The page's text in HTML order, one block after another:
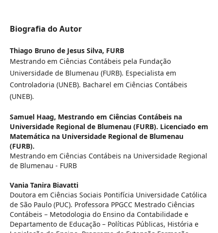
Biografia do Autor
Thiago Bruno de Jesus Silva, FURB
Mestrando em Ciências Contábeis pela Fundação
Universidade de Blumenau (FURB). Especialista em
Controladoria (UNEB). Bacharel em Ciências Contábeis
(UNEB).
Samuel Haag, Mestrando em Ciências Contábeis na
Universidade Regional de Blumenau (FURB). Licenciado em
Matemática na Universidade Regional de Blumenau
(FURB).
Mestrando em Ciências Contábeis na Universidade Regional
de Blumenau - FURB
Vania Tanira Biavatti
Doutora em Ciências Sociais Pontifícia Universidade Católica
de São Paulo (PUC). Professora PPGCC Mestrado Ciências
Contábeis – Metodologia do Ensino da Contabilidade e
Departamento de Educação – Políticas Públicas, História e